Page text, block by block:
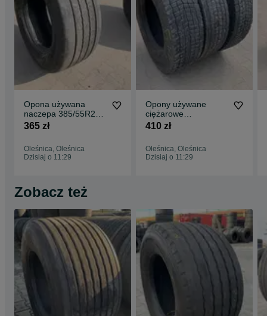
Opona używana
naczepa 385/55R22.5
CONTINENTAL
365 zł
Oleśnica, Oleśnica
Dzisiaj o 11:29
Opony używane
ciężarowe
295/80R22.5
7-10mm
410 zł
Oleśnica, Oleśnica
Dzisiaj o 11:29
Zobacz też